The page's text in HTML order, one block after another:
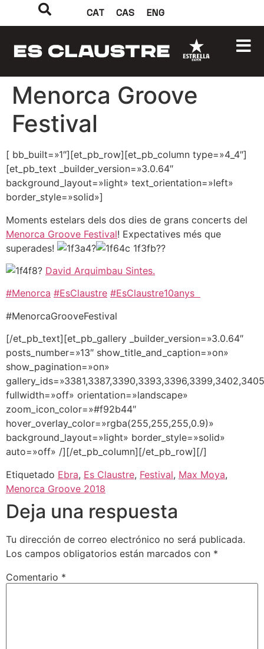
CAT CAS ENG
Menorca Groove
Festival
[ bb_built=»1″][et_pb_row][et_pb_column type=»4_4″]
[et_pb_text _builder_version=»3.0.64″
background_layout=»light» text_orientation=»left»
border_style=»solid»]
Moments estelars dels dos dies de grans concerts del
Menorca Groove Festival! Expectatives més que
superades!
?
??
? David Arquimbau Sintes.
#Menorca #EsClaustre #EsClaustre10anys
#MenorcaGrooveFestival
[/et_pb_text][et_pb_gallery _builder_version=»3.0.64″
posts_number=»13″ show_title_and_caption=»on»
show_pagination=»on»
fullwidth=»off» orientation=»landscape»
zoom_icon_color=»#f92b44″
hover_overlay_color=»rgba(255,255,255,0.9)»
background_layout=»light» border_style=»solid»
auto=»off» /][/et_pb_column][/et_pb_row][/]
Etiquetado Ebra, Es Claustre, Festival, Max Moya,
Menorca Groove 2018
Deja una respuesta
Tu dirección de correo electrónico no será publicada.
Los campos obligatorios están marcados con *
Comentario *